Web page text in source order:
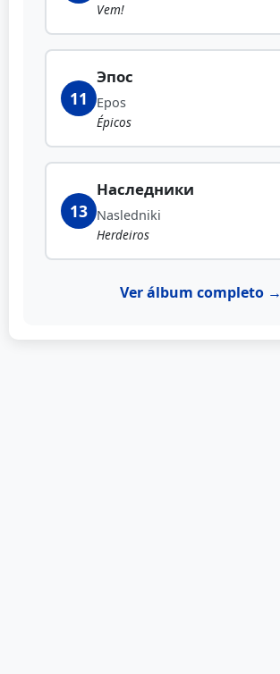
Vem!
11
Эпос
Epos
Épicos
13
Наследники
Nasledniki
Herdeiros
Ver álbum completo →